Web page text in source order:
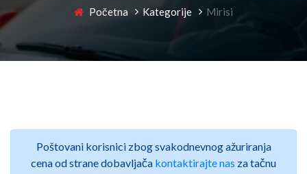
Početna Kategorije Mirisi
Poštovani korisnici zbog svakodnevnog ažuriranja
cena od strane dobavljača kontaktirajte nas za tačnu